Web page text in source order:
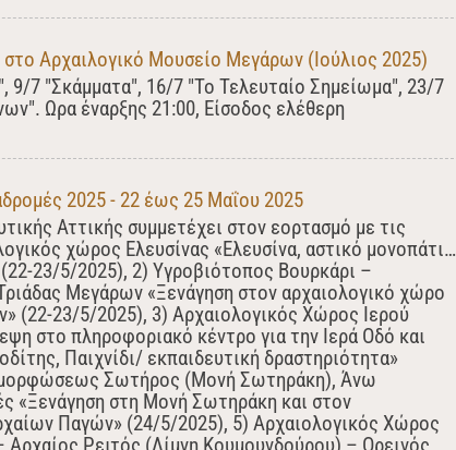
στο Αρχαιλογικό Μουσείο Μεγάρων (Ιούλιος 2025)
9/7 "Σκάμματα", 16/7 "Το Τελευταίο Σημείωμα", 23/7
Ωρα έναρξης 21:00, Είσοδος ελέθερη
2025 - 22 έως 25 Μαΐου 2025
Αττικής συμμετέχει στον εορτασμό με τις
χώρος Ελευσίνας «Ελευσίνα, αστικό μονοπάτι…
(22-23/5/2025), 2) Υγροβιότοπος Βουρκάρι –
Μεγάρων «Ξενάγηση στον αρχαιολογικό χώρο
(22-23/5/2025), 3) Αρχαιολογικός Χώρος Ιερού
στο πληροφοριακό κέντρο για την Ιερά Οδό και
Παιχνίδι/ εκπαιδευτική δραστηριότητα»
Σωτήρος (Μονή Σωτηράκη), Άνω
«Ξενάγηση στη Μονή Σωτηράκη και στον
Παγών» (24/5/2025), 5) Αρχαιολογικός Χώρος